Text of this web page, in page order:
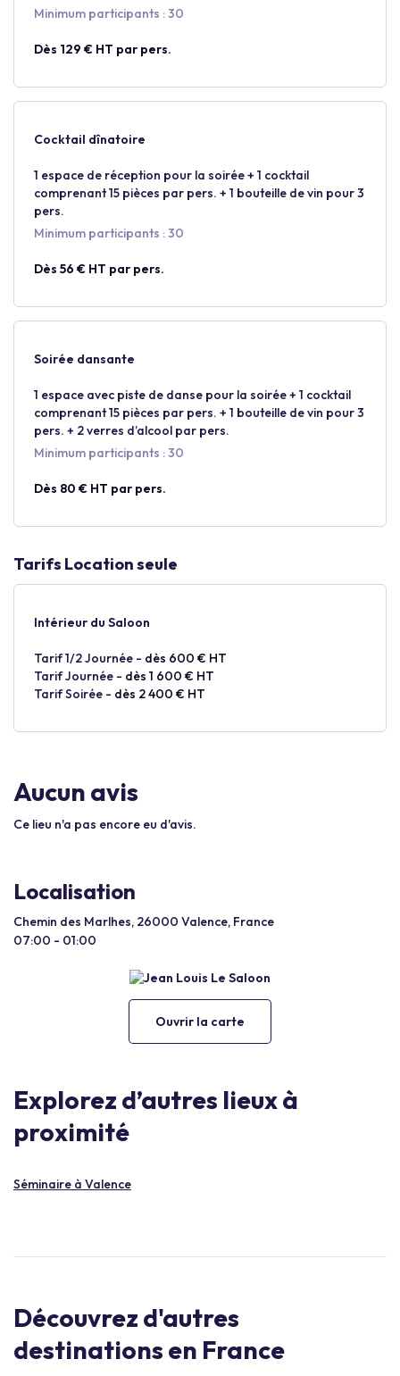
Minimum participants : 30
Dès 129 € HT par pers.
Cocktail dînatoire
1 espace de réception pour la soirée + 1 cocktail
comprenant 15 pièces par pers. + 1 bouteille de vin pour 3
pers.
Minimum participants : 30
Dès 56 € HT par pers.
Soirée dansante
1 espace avec piste de danse pour la soirée + 1 cocktail
comprenant 15 pièces par pers. + 1 bouteille de vin pour 3
pers. + 2 verres d’alcool par pers.
Minimum participants : 30
Dès 80 € HT par pers.
Tarifs Location seule
Intérieur du Saloon
Tarif 1/2 Journée - dès 600 € HT
Tarif Journée - dès 1 600 € HT
Tarif Soirée - dès 2 400 € HT
Aucun avis
Ce lieu n'a pas encore eu d'avis.
Localisation
Chemin des Marlhes, 26000 Valence, France
07:00 - 01:00
Ouvrir la carte
Explorez d’autres lieux à
proximité
Séminaire à Valence
Découvrez d'autres
destinations en France